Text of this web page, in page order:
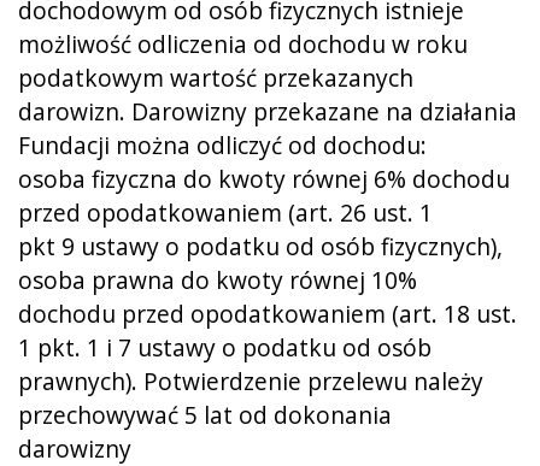
dochodowym od osób fizycznych istnieje
możliwość odliczenia od dochodu w roku
podatkowym wartość przekazanych
darowizn. Darowizny przekazane na działania
Fundacji można odliczyć od dochodu:
osoba fizyczna do kwoty równej 6% dochodu
przed opodatkowaniem (art. 26 ust. 1
pkt 9 ustawy o podatku od osób fizycznych),
osoba prawna do kwoty równej 10%
dochodu przed opodatkowaniem (art. 18 ust.
1 pkt. 1 i 7 ustawy o podatku od osób
prawnych). Potwierdzenie przelewu należy
przechowywać 5 lat od dokonania
darowizny